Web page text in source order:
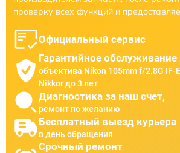
проверку всех функций и
Официальный сервис
Гарантийное обслуживание
объектива Nikon 105mm f/2.8G IF-
Nikkor до 3 лет
Диагностика за наш счет,
ремонт по желанию
Бесплатный выезд курьера
в день обращения
Срочный ремонт